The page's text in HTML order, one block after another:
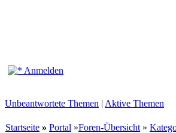
Anmelden
Unbeantwortete Themen | Aktive Themen
Startseite » Portal »Foren-Übersicht »